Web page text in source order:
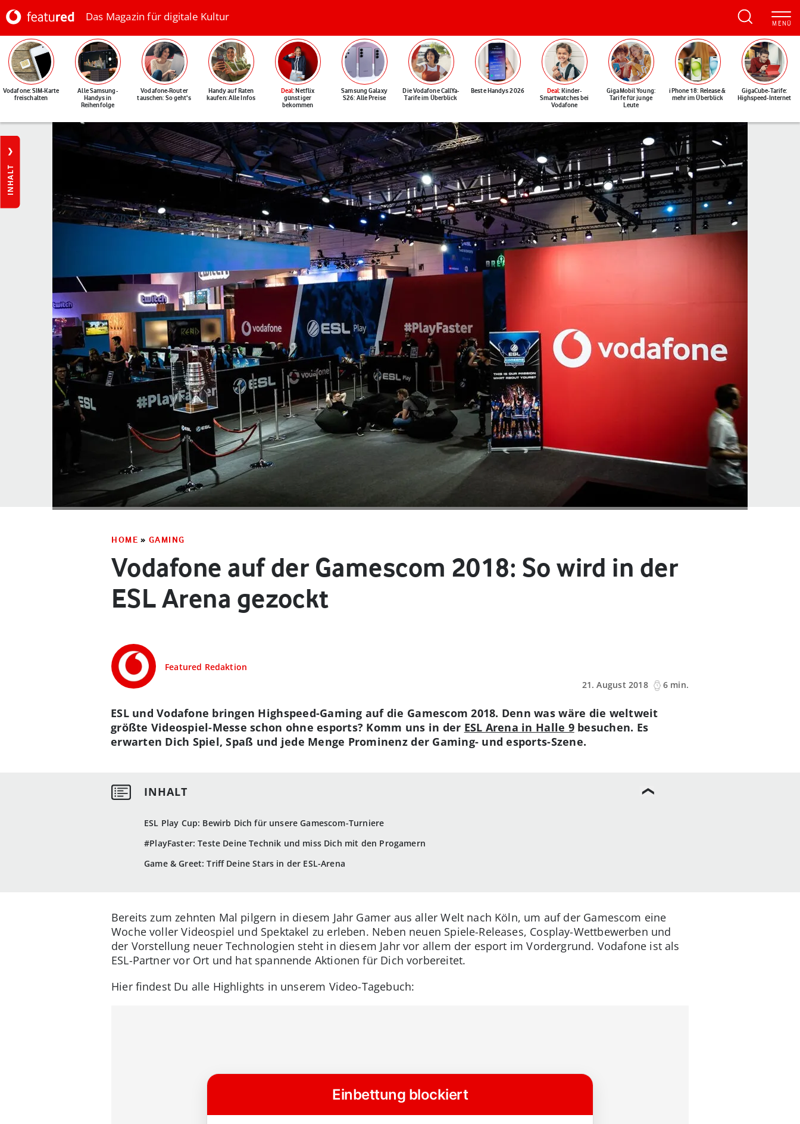
Das Magazin für digitale Kultur
Vodafone: SIM-Karte
freischalten
Alle Samsung-
Handys in
Reihenfolge
Vodafone-Router
tauschen: So geht's
Handy auf Raten
kaufen: Alle Infos
Deal: Netflix
günstiger
bekommen
Samsung Galaxy
S26: Alle Preise
Die Vodafone CallYa-
Tarife im Überblick
Beste Handys 2026 Deal: Kinder-
Smartwatches bei
Vodafone
GigaMobil Young:
Tarife für junge
Leute
iPhone 18: Release &
mehr im Überblick
GigaCube-Tarife:
Highspeed-Internet
INHALT
HOME » GAMING
Vodafone auf der Gamescom 2018: So wird in der
ESL Arena gezockt
Featured Redaktion
21. August 2018
6 min.
ESL Play Cup: Bewirb Dich für unsere Gamescom-Turniere
#PlayFaster: Teste Deine Technik und miss Dich mit den Progamern
Game & Greet: Triff Deine Stars in der ESL-Arena
ESL und Vodafone bringen Highspeed-Gaming auf die Gamescom 2018. Denn was wäre die weltweit
größte Videospiel-Messe schon ohne esports? Komm uns in der ESL Arena in Halle 9besuchen. Es
erwarten Dich Spiel, Spaß und jede Menge Prominenz der Gaming- und esports-Szene.
Bereits zum zehnten Mal pilgern in diesem Jahr Gamer aus aller Welt nach Köln, um auf der Gamescom eine
Woche voller Videospiel und Spektakel zu erleben. Neben neuen Spiele-Releases, Cosplay-Wettbewerben und
der Vorstellung neuer Technologien steht in diesem Jahr vor allem der esport im Vordergrund. Vodafone ist als
ESL-Partner vor Ort und hat spannende Aktionen für Dich vorbereitet.
Hier findest Du alle Highlights in unserem Video-Tagebuch: